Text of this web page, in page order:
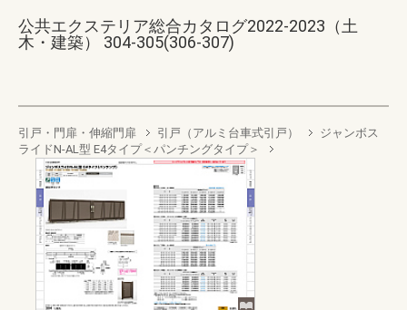
公共エクステリア総合カタログ2022-2023（土
木・建築） 304-305(306-307)
引戸・門扉・伸縮門扉 引戸（アルミ台車式引戸）
ジャンボス
ライドN-AL型 E4タイプ＜パンチングタイプ＞